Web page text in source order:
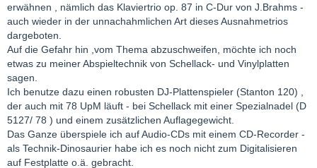
erwähnen , nämlich das Klaviertrio op. 87 in C-Dur von J.Brahms -
auch wieder in der unnachahmlichen Art dieses Ausnahmetrios
dargeboten.
Auf die Gefahr hin ,vom Thema abzuschweifen, möchte ich noch
etwas zu meiner Abspieltechnik von Schellack- und Vinylplatten
sagen.
Ich benutze dazu einen robusten DJ-Plattenspieler (Stanton 120) ,
der auch mit 78 UpM läuft - bei Schellack mit einer Spezialnadel (D
5127/ 78 ) und einem zusätzlichen Auflagegewicht.
Das Ganze überspiele ich auf Audio-CDs mit einem CD-Recorder -
als Technik-Dinosaurier habe ich es noch nicht zum Digitalisieren
auf Festplatte o.ä. gebracht.